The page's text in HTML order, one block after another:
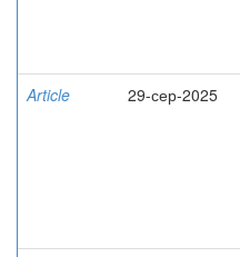
Article
29-сер-2025